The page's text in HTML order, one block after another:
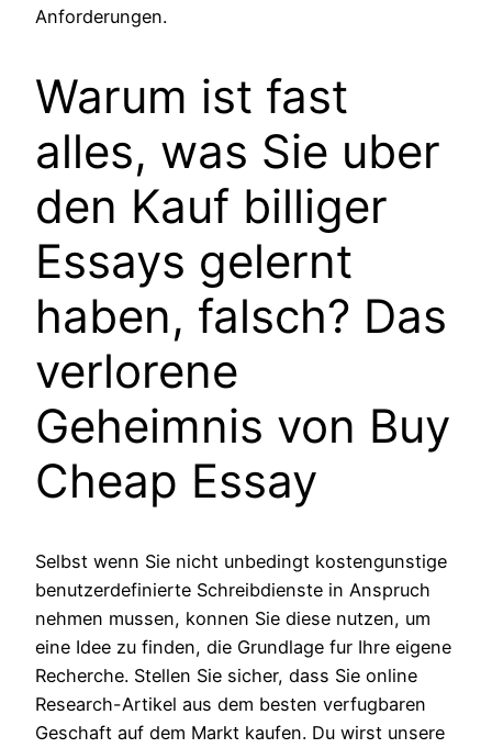
Anforderungen.
Warum ist fast
alles, was Sie uber
den Kauf billiger
Essays gelernt
haben, falsch? Das
verlorene
Geheimnis von Buy
Cheap Essay
Selbst wenn Sie nicht unbedingt kostengunstige
benutzerdefinierte Schreibdienste in Anspruch
nehmen mussen, konnen Sie diese nutzen, um
eine Idee zu finden, die Grundlage fur Ihre eigene
Recherche. Stellen Sie sicher, dass Sie online
Research-Artikel aus dem besten verfugbaren
Geschaft auf dem Markt kaufen. Du wirst unsere